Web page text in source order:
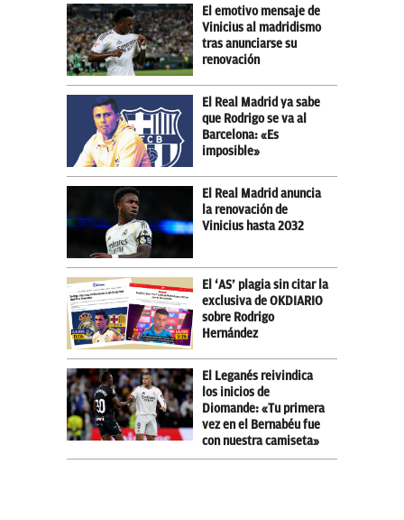
El emotivo mensaje de
Vinicius al madridismo
tras anunciarse su
renovación
El Real Madrid ya sabe
que Rodrigo se va al
Barcelona: «Es
imposible»
El Real Madrid anuncia
la renovación de
Vinicius hasta 2032
El ‘AS’ plagia sin citar la
exclusiva de OKDIARIO
sobre Rodrigo
Hernández
El Leganés reivindica
los inicios de
Diomande: «Tu primera
vez en el Bernabéu fue
con nuestra camiseta»